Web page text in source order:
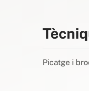
Picatge i